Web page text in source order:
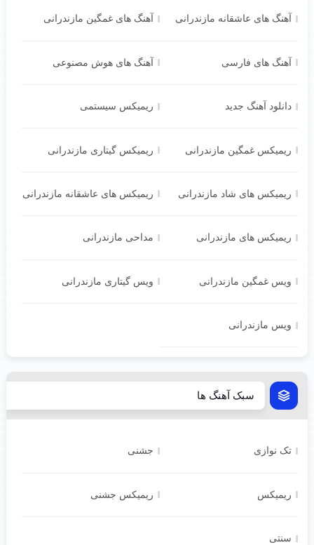
آهنگ های عاشقانه مازندرانی آهنگ های غمگین مازندرانی
آهنگ های فارسی آهنگ های هوش مصنوعی
دانلود آهنگ جدید ریمیکس سیستمی
ریمیکس غمگین مازندرانی ریمیکس گیتاری مازندرانی
ریمیکس های شاد مازندرانی ریمیکس های عاشقانه مازندرانی
ریمیکس های مازندرانی مداحی مازندرانی
ویس غمگین مازندرانی ویس گیتاری مازندرانی
ویس مازندرانی
سبک آهنگ ها
تک نوازی جشنی
ریمیکس ریمیکس جشنی
سنتی